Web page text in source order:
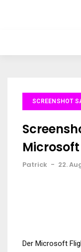
SCREENSHOT
Patrick - 22.
Der Microsoft